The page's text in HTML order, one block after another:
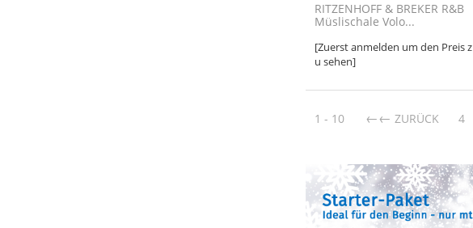
RITZENHOFF & BREKER R&B
Müslischale Volo...
[Zuerst anmelden um den Preis z
u sehen]
1 - 10 ← ZURÜCK 4